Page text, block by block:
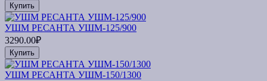
Купить
УШМ РЕСАНТА УШМ-125/900
3290.00₽
Купить
УШМ РЕСАНТА УШМ-150/1300